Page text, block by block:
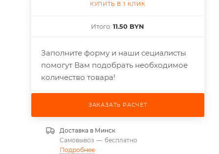
КУПИТЬ В 1 КЛИК
Итого:11.50 BYN
Заполните форму и наши сециалисты
помогут Вам подобрать необходимое
количество товара!
ЗАКАЗАТЬ РАСЧЕТ
Доставка в Минск
Самовывоз — бесплатно
Подробнее